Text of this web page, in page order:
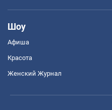
Шоу
Афиша
Красота
Женский Журнал